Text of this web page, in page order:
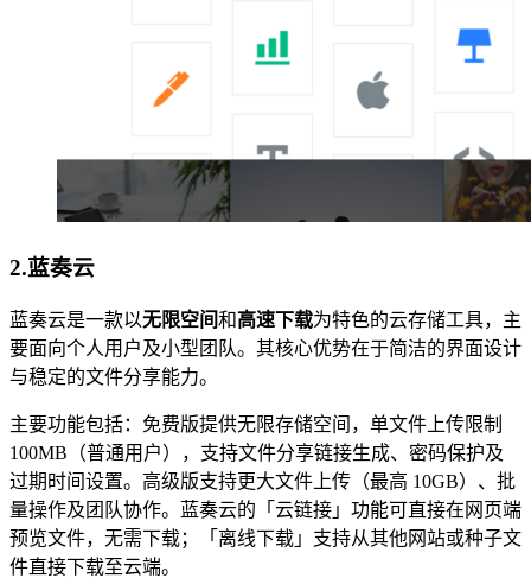
2.蓝奏云
蓝奏云是一款以无限空间和高速下载为特色的云存储工具，主
要面向个人用户及小型团队。其核心优势在于简洁的界面设计
与稳定的文件分享能力。
主要功能包括：免费版提供无限存储空间，单文件上传限制
100MB（普通用户），支持文件分享链接生成、密码保护及
过期时间设置。高级版支持更大文件上传（最高 10GB）、批
量操作及团队协作。蓝奏云的「云链接」功能可直接在网页端
预览文件，无需下载；「离线下载」支持从其他网站或种子文
件直接下载至云端。